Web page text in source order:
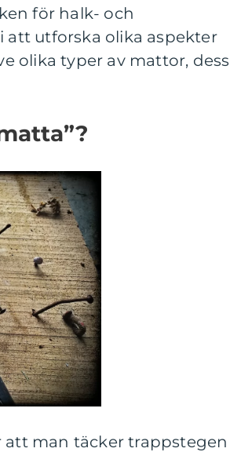
för halk- och
utforska olika aspekter
olika typer av mattor, dess
man täcker trappstegen